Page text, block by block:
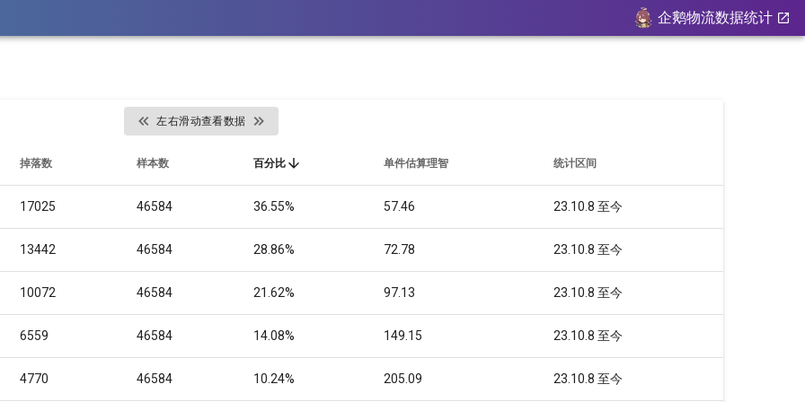
企鹅物流数据统计
左右滑动查看数据
掉落数 样本数 百分比 单件估算理智 统计区间
17025 46584 36.55% 57.46 23.10.8 至今
13442 46584 28.86% 72.78 23.10.8 至今
10072 46584 21.62% 97.13 23.10.8 至今
6559 46584 14.08% 149.15 23.10.8 至今
4770 46584 10.24% 205.09 23.10.8 至今